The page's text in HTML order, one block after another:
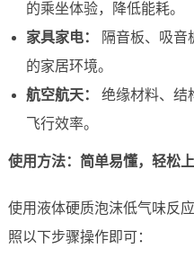
的乘坐体验，降低能耗。
家具家电：
隔音板、吸音
的家居环境。
航空航天：
绝缘材料、结
飞行效率。
使用方法：简单易懂，轻松
使用液体硬质泡沫低气味反
照以下步骤操作即可：